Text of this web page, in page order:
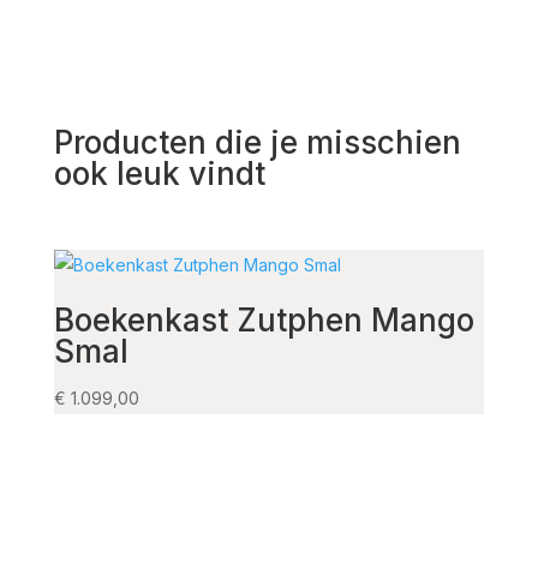
Producten die je misschien
ook leuk vindt
Boekenkast Zutphen Mango
Smal
€ 1.099,00